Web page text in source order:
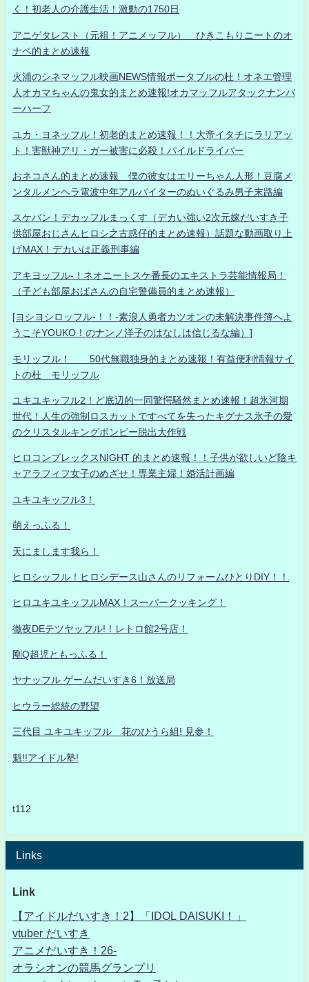
く！初老人の介護生活！激動の1750日
アニゲタレスト（元祖！アニメッフル） ひきこもりニートのオ
ナベ的まとめ速報
火浦のシネマッフル映画NEWS情報ポータブルの杜！オネエ管理
人オカマちゃんの鬼女的まとめ速報!オカマッフルアタックナンバ
ーハーフ
ユカ・ヨネッフル！初老的まとめ速報！！大帝イタチにラリアッ
ト！害獣神アリ・ガー被害に必殺！パイルドライバー
おネコさん的まとめ速報 僕の彼女はエリーちゃん人形！豆腐メ
ンタルメンヘラ電波中年アルバイターのぬいぐるみ男子末路編
スケバン！デカッフルまっくす（デカい強い2次元嫁だいすき子
供部屋おじさんヒロシ之古惑仔的まとめ速報）話題な動画取り上
げMAX！デカいは正義刑事編
アキヨッフル-！ネオニートスケ番長のエキストラ芸能情報局！
（子ども部屋おばさんの自宅警備員的まとめ速報）
[ヨシヨシロッフル-！！-素浪人勇者カツオンの未解決事件簿へよ
うこそYOUKO！のナンノ洋子のはなしは信じるな編）]
モリッフル！ 50代無職独身的まとめ速報！有益便利情報サイ
トの杜 モリッフル
ユキユキッフル2！ど底辺的一同驚愕騒然まとめ速報！超氷河期
世代！人生の強制ロスカットですべてを失ったキグナス氷子の愛
のクリスタルキングボンビー脱出大作戦
ヒロコンプレックスNIGHT 的まとめ速報！！子供が欲しいど陰キ
ャアラフィフ女子のめざせ！専業主婦！婚活計画編
ユキユキッフル3！
萌えっふる！
天にまします我ら！
ヒロシッフル！ヒロシデース山さんのリフォームひとりDIY！！
ヒロユキユキッフルMAX！スーパークッキング！
徹夜DEテツヤッフル!！レトロ館2号店！
剛Q超児ともっふる！
ヤナッフル ゲームだいすき6！放送局
ヒウラー総統の野望
三代目 ユキユキッフル 花のひうら組! 見参！
魁!!アイドル塾!
t112
Links
Link
【アイドルだいすき！2】「IDOL DAISUKI！」
vtuber だいすき
アニメだいすき！26-
オラシオンの競馬グランプリ